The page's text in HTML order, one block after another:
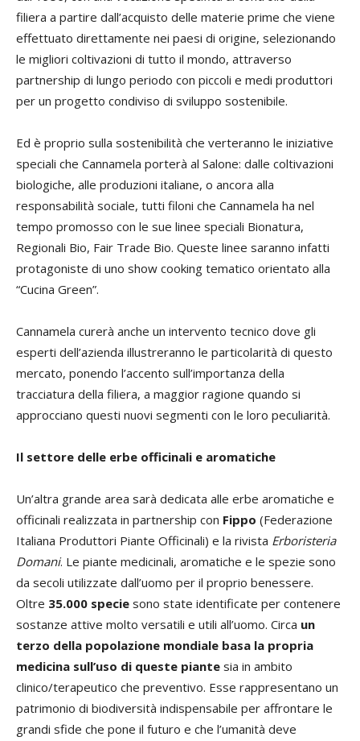
filiera a partire dall’acquisto delle materie prime che viene
effettuato direttamente nei paesi di origine, selezionando
le migliori coltivazioni di tutto il mondo, attraverso
partnership di lungo periodo con piccoli e medi produttori
per un progetto condiviso di sviluppo sostenibile.
Ed è proprio sulla sostenibilità che verteranno le iniziative
speciali che Cannamela porterà al Salone: dalle coltivazioni
biologiche, alle produzioni italiane, o ancora alla
responsabilità sociale, tutti filoni che Cannamela ha nel
tempo promosso con le sue linee speciali Bionatura,
Regionali Bio, Fair Trade Bio. Queste linee saranno infatti
protagoniste di uno show cooking tematico orientato alla
“Cucina Green”.
Cannamela curerà anche un intervento tecnico dove gli
esperti dell’azienda illustreranno le particolarità di questo
mercato, ponendo l’accento sull’importanza della
tracciatura della filiera, a maggior ragione quando si
approcciano questi nuovi segmenti con le loro peculiarità.
Il settore delle erbe officinali e aromatiche
Un’altra grande area sarà dedicata alle erbe aromatiche e
officinali realizzata in partnership con Fippo (Federazione
Italiana Produttori Piante Officinali) e la rivista Erboristeria
Domani. Le piante medicinali, aromatiche e le spezie sono
da secoli utilizzate dall’uomo per il proprio benessere.
Oltre 35.000 specie sono state identificate per contenere
sostanze attive molto versatili e utili all’uomo. Circa un
terzo della popolazione mondiale basa la propria
medicina sull’uso di queste piante sia in ambito
clinico/terapeutico che preventivo. Esse rappresentano un
patrimonio di biodiversità indispensabile per affrontare le
grandi sfide che pone il futuro e che l’umanità deve